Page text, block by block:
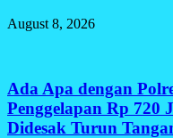
August 8, 2026
Ada Apa dengan
Penggelapan Rp 720
Didesak Turun